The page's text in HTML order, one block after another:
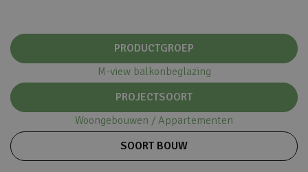
PRODUCTGROEP
M-view balkonbeglazing
PROJECTSOORT
Woongebouwen / Appartementen
SOORT BOUW